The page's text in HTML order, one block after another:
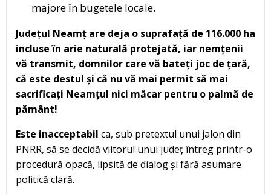
majore în bugetele locale.
Județul Neamț are deja o suprafață de 116.000 ha
incluse în arie naturală protejată, iar nemțenii
vă transmit, domnilor care vă bateți joc de țară,
că este destul și că nu vă mai permit să mai
sacrificați Neamțul nici măcar pentru o palmă de
pământ!
Este inacceptabil ca, sub pretextul unui jalon din
PNRR, să se decidă viitorul unui județ întreg printr-o
procedură opacă, lipsită de dialog și fără asumare
politică clară.